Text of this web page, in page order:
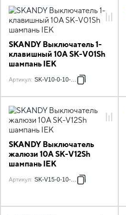
SKANDY Выключатель 1-
клавишный 10А SK-V01Sh
шампань IEK
Артикул: SK-V10-0-10-K37
SKANDY Выключатель
жалюзи 10А SK-V12Sh
шампань IEK
Артикул: SK-V15-0-10-K37